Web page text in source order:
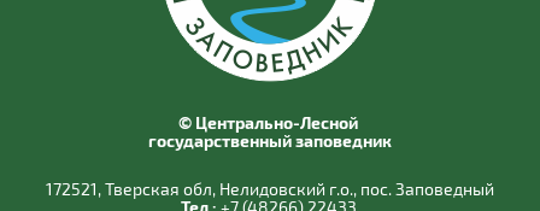
© Центрально-Лесной
государственный заповедник
172521, Тверская обл, Нелидовский г.о., пос. Заповедный
Тел.: +7 (48266) 22433